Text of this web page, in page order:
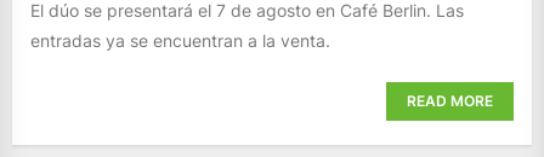
El dúo se presentará el 7 de agosto en Café Berlin. Las
entradas ya se encuentran a la venta.
READ MORE